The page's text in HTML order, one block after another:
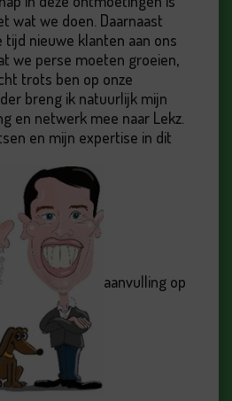
wat we doen. Daarnaast
tijd nieuwe klanten aan ons
we perse moeten groeien,
trots ben op onze
breng ik natuurlijk mijn
en netwerk mee naar Lekz.
en mijn expertise in dit
aanvulling op